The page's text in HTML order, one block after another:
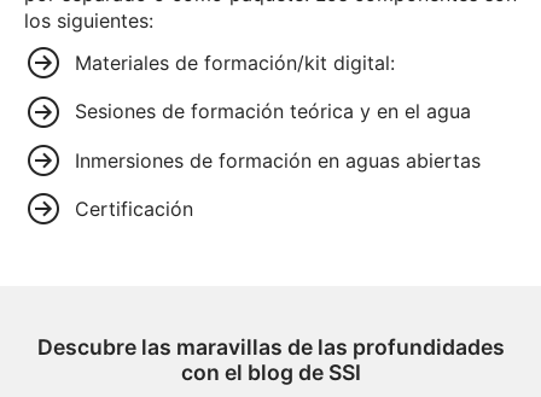
los siguientes:
Materiales de formación/kit digital:
Sesiones de formación teórica y en el agua
Inmersiones de formación en aguas abiertas
Certificación
Descubre las maravillas de las profundidades
con el blog de SSI